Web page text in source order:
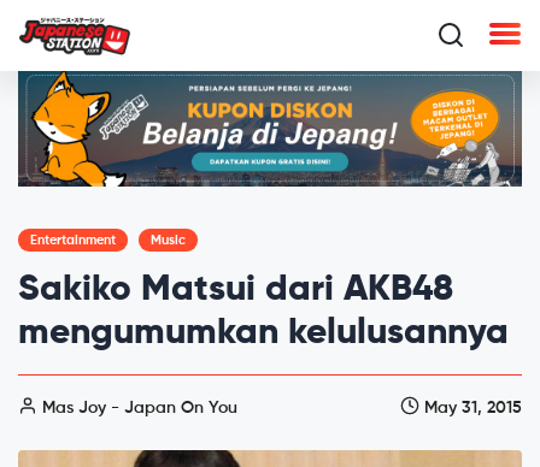
Entertainment Music
Sakiko Matsui dari AKB48
mengumumkan kelulusannya
Mas Joy - Japan On You May 31, 2015